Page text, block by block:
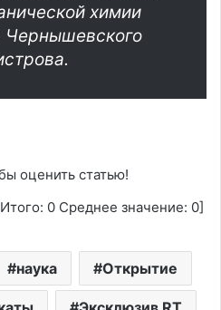
химии
оценить статью!
0 Среднее значение: 0]
наука Открытие